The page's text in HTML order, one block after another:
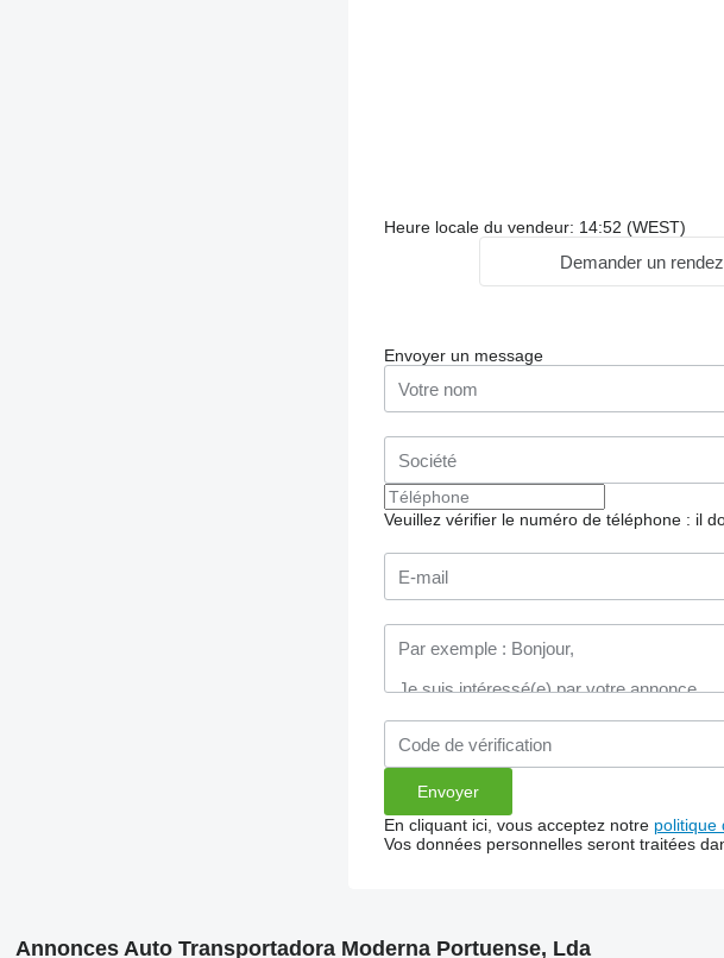
Heure locale du vendeur: 14:52 (WEST)
Demander un
Envoyer un message
Veuillez vérifier le numéro de téléphone : il
En cliquant ici, vous acceptez notre politique
Vos données personnelles seront traitées
Annonces Auto Transportadora Moderna Portuense, Lda